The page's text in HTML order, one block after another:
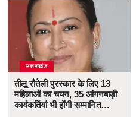
उत्तराखंड
तीलू रौतेली पुरस्कार के लिए 13
महिलाओं का चयन, 35 आंगनबाड़ी
कार्यकर्तियां भी होंगी सम्मानित…